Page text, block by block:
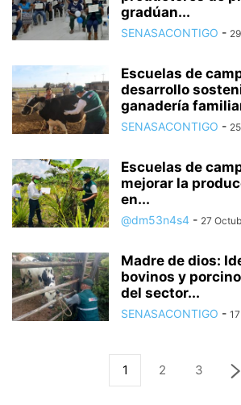
gradúan...
SENASACONTIGO -
Escuelas de
desarrollo
ganadería
SENASACONTIGO -
Escuelas de
mejorar la
en...
@dm53n4s4 - 27
Madre de dios:
bovinos y
del sector...
SENASACONTIGO -
1 2 3